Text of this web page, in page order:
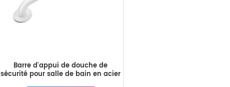
Barre d'appui de douche de
sécurité pour salle de bain en acier